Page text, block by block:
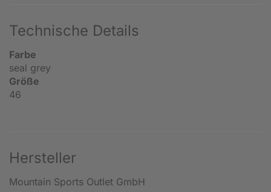
Technische Details
Farbe
seal grey
Größe
46
Hersteller
Mountain Sports Outlet GmbH